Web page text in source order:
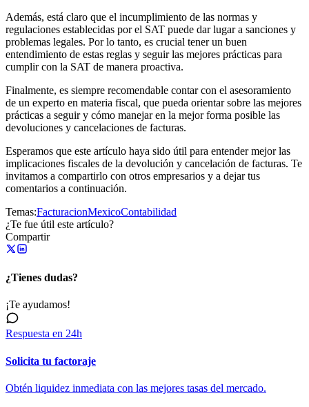
Además, está claro que el incumplimiento de las normas y
regulaciones establecidas por el SAT puede dar lugar a sanciones y
problemas legales. Por lo tanto, es crucial tener un buen
entendimiento de estas reglas y seguir las mejores prácticas para
cumplir con la SAT de manera proactiva.
Finalmente, es siempre recomendable contar con el asesoramiento
de un experto en materia fiscal, que pueda orientar sobre las mejores
prácticas a seguir y cómo manejar en la mejor forma posible las
devoluciones y cancelaciones de facturas.
Esperamos que este artículo haya sido útil para entender mejor las
implicaciones fiscales de la devolución y cancelación de facturas. Te
invitamos a compartirlo con otros empresarios y a dejar tus
comentarios a continuación.
Temas:FacturacionMexicoContabilidad
¿Te fue útil este artículo?
Compartir
¿Tienes dudas?
¡Te ayudamos!
Respuesta en 24h
Solicita tu factoraje
Obtén liquidez inmediata con las mejores tasas del mercado.